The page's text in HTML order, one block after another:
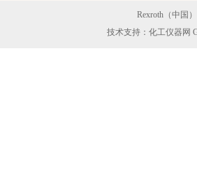
Rexroth（中国
技术支持：化工仪器网